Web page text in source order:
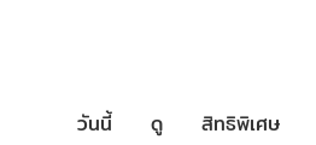
วันนี้ ดู สิทธิพิเศษ